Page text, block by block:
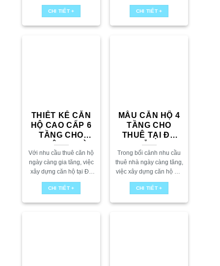
chiều, kết hợp các tính
năng của showroom, văn
CHI TIẾT +
tâm đặc biệt thiết kế căn
hộ liền kề ở Đà Nẵng. Tại
CHI TIẾT +
THIẾT KẾ CĂN
HỘ CAO CẤP 6
TẦNG CHO
THUÊ TẠI ĐÀ
NẴNG
Với nhu cầu thuê căn hộ
ngày càng gia tăng, việc
xây dựng căn hộ tại Đà
Nẵng với thiết kế tối ưu
không chỉ mang lại hiệu
CHI TIẾT +
MẪU CĂN HỘ 4
TẦNG CHO
THUÊ TẠI ĐÀ
NẴNG
Trong bối cảnh nhu cầu
thuê nhà ngày càng tăng,
việc xây dựng căn hộ Đà
Nẵng được thiết kế tối ưu
không chỉ giúp tăng hiệu
CHI TIẾT +